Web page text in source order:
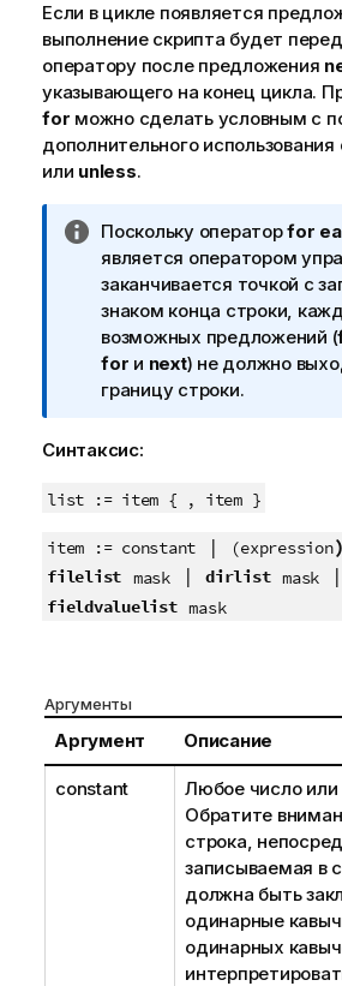
Если в цикле появляется
выполнение скрипта будет
оператору после предложения
указывающего на конец цикла.
for можно сделать условным с
дополнительного
или unless.
П
р
и
м
е
ч
а
и
к
н
ф
о
ц
и
и
Поскольку операторfor
является оператором
заканчивается точкой с
знаком конца строки,
возможных предложений (
for и next) не должно
границу строки.
Синтаксис:
list := item { , item }
item := constant | (expression)
filelist mask| dirlist mask |
fieldvaluelist mask
Аргументы
Аргумент Описание
constant
Любое число или
Обратите
строка,
записываемая в
должна быть
одинарные
одинарных